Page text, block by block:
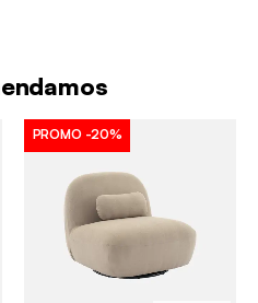
PROMO -20%